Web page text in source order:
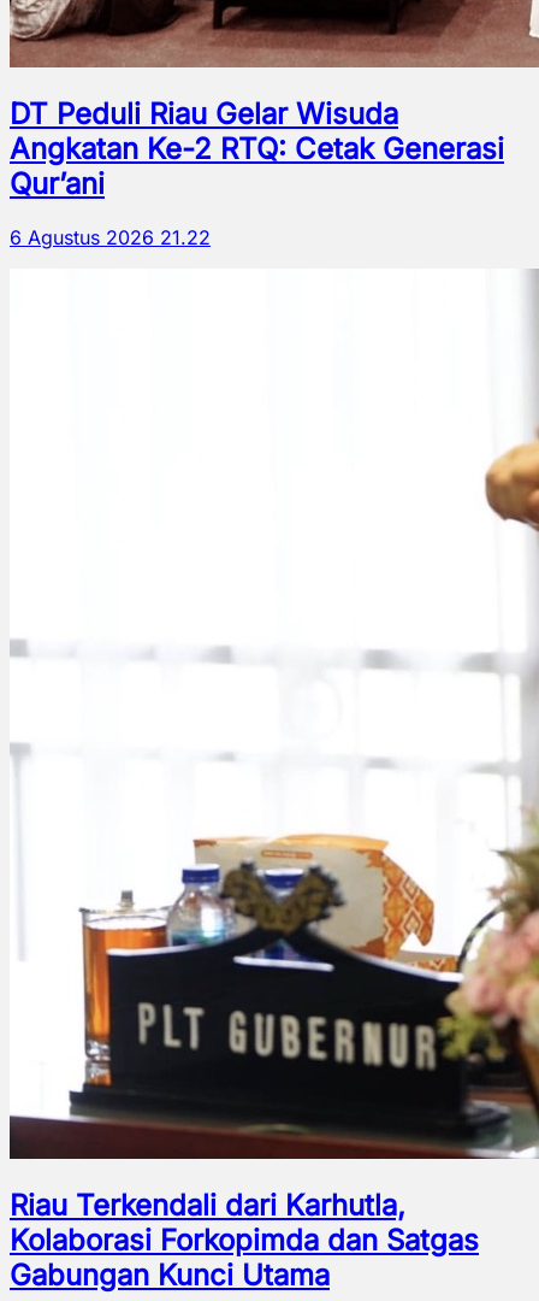
DT Peduli Riau Gelar Wisuda
Angkatan Ke-2 RTQ: Cetak Generasi
Qur’ani
6 Agustus 2026 21.22
Riau Terkendali dari Karhutla,
Kolaborasi Forkopimda dan Satgas
Gabungan Kunci Utama